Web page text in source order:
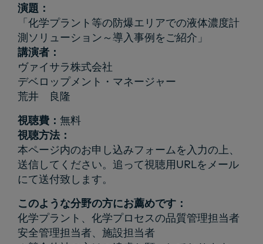
演題：
「化学プラント等の防爆エリアでの液体濃度計
測ソリューション～導入事例をご紹介」
講演者：
ヴァイサラ株式会社
デベロップメント・マネージャー
荒井 良隆
視聴費： 無料
視聴方法：
本ページ内のお申し込みフォームを入力の上、
送信してください。追って視聴用URLをメール
にて送付致します。
このような分野の方にお薦めです：
化学プラント、化学プロセスの品質管理担当者
安全管理担当者、施設担当者